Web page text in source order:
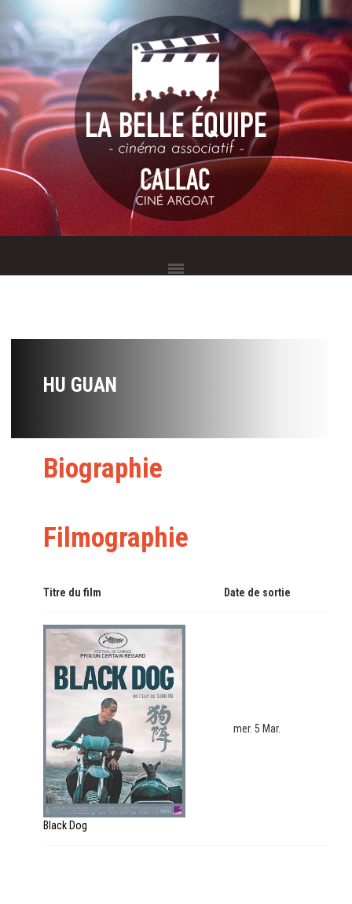
HU GUAN
Biographie
Filmographie
Titre du film Date de sortie
Black Dog
mer. 5 Mar.